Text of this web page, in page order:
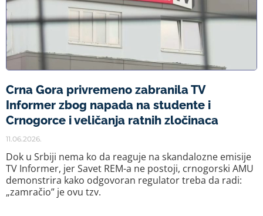
Crna Gora privremeno zabranila TV
Informer zbog napada na studente i
Crnogorce i veličanja ratnih zločinaca
11.06.2026.
Dok u Srbiji nema ko da reaguje na skandalozne emisije
TV Informer, jer Savet REM-a ne postoji, crnogorski AMU
demonstrira kako odgovoran regulator treba da radi:
„zamračio” je ovu tzv.